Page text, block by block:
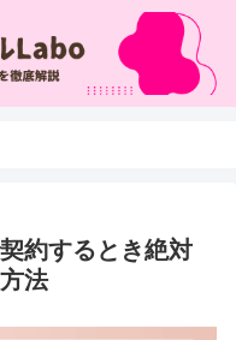
約するとき絶対
法